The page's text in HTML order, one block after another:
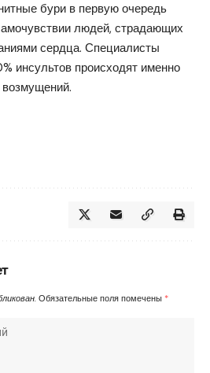
бури в первую очередь
людей, страдающих
сердца. Специалисты
инсультов происходят именно
возмущений.
Обязательные поля помечены *